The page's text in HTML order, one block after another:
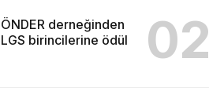
ÖNDER derneğinden
LGS birincilerine ödül
02